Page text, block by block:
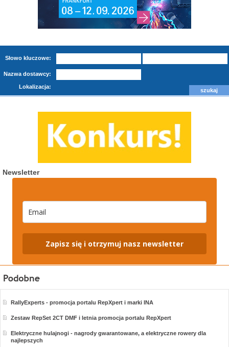
Słowo kluczowe:
Nazwa dostawcy:
Lokalizacja:
Newsletter
Zapisz się i otrzymuj nasz newsletter
RallyExperts - promocja portalu RepXpert i marki INA
Zestaw RepSet 2CT DMF i letnia promocja portalu RepXpert
Elektryczne hulajnogi - nagrody gwarantowane, a elektryczne rowery dla
najlepszych